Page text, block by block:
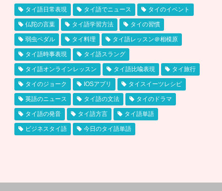
タイ語日常表現 タイ語でニュース タイのイベント
仏陀の言葉 タイ語学習方法 タイの習慣
弱虫ペダル タイ料理 タイ語レッスン＠相模原
タイ語時事表現 タイ語スラング
タイ語オンラインレッスン タイ語比喩表現 タイ旅行
タイのジョーク IOSアプリ タイスイーツレシピ
英語のニュース タイ語の文法 タイのドラマ
タイ語の発音 タイ語方言 タイ語単語
ビジネスタイ語 今日のタイ語単語